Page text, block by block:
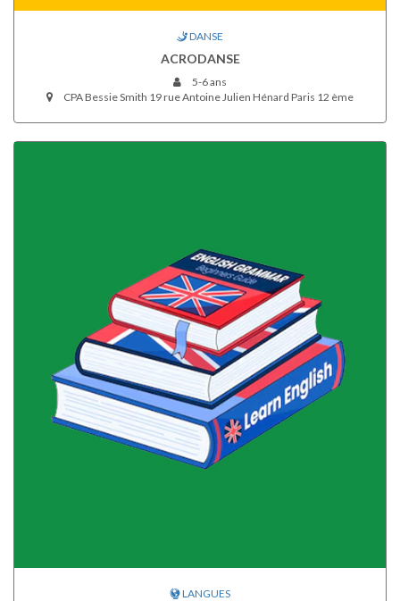
DANSE
ACRODANSE
5-6 ans
CPA Bessie Smith 19 rue Antoine Julien Hénard Paris 12 ème
LANGUES